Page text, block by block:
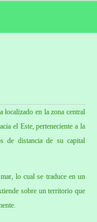
GALERIA
LOCALIZACION
EL ENTORNO
localizado en la zona central
el Este, perteneciente a la
de distancia de su capital
lo cual se traduce en un
sobre un territorio que